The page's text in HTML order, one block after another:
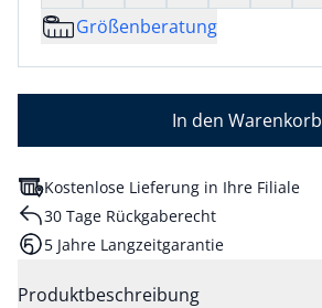
Größenberatung
In den Warenkorb
Kostenlose Lieferung in Ihre Filiale
30 Tage Rückgaberecht
5 Jahre Langzeitgarantie
Produktbeschreibung